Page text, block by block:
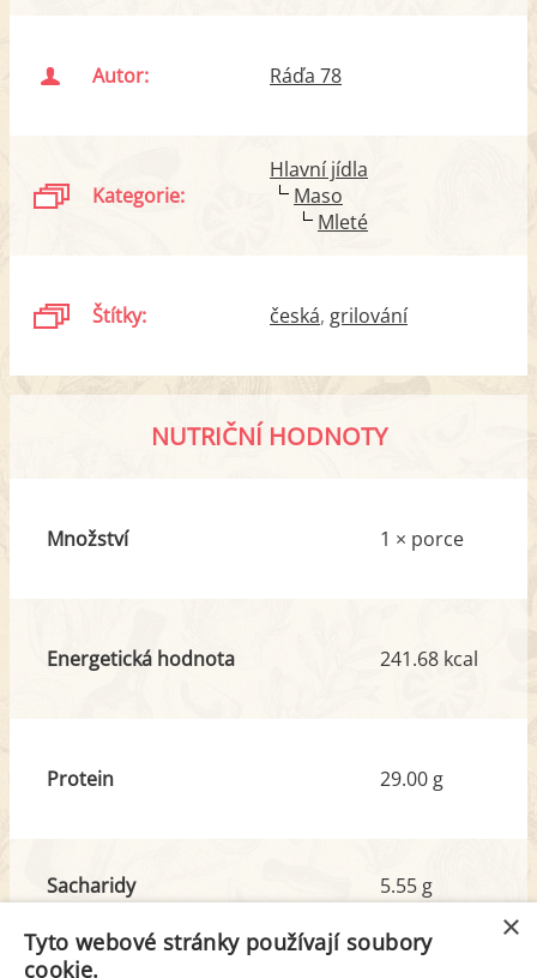
Autor: Ráďa 78
Kategorie:
Hlavní jídla
Maso
Mleté
Štítky: česká grilování
NUTRIČNÍ HODNOTY
Množství 1 × porce
Energetická hodnota 241.68 kcal
Protein 29.00 g
Sacharidy
z toho cukr
5.55 g
1.23 g
×
Tyto webové stránky používají soubory
cookie.